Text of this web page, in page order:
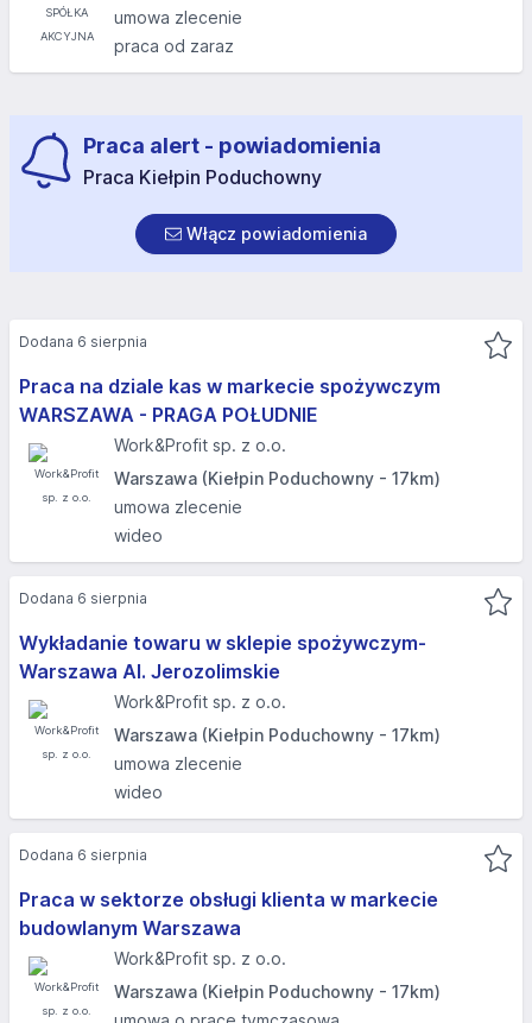
umowa zlecenie
praca od zaraz
Praca alert - powiadomienia
Praca Kiełpin Poduchowny
Włącz powiadomienia
Praca na dziale kas w markecie spożywczym
WARSZAWA - PRAGA POŁUDNIE
Work&Profit sp. z o.o.
Warszawa (Kiełpin Poduchowny - 17km)
umowa zlecenie
wideo
Dodana 6 sierpnia
Wykładanie towaru w sklepie spożywczym-
Warszawa Al. Jerozolimskie
Work&Profit sp. z o.o.
Warszawa (Kiełpin Poduchowny - 17km)
umowa zlecenie
wideo
Dodana 6 sierpnia
Praca w sektorze obsługi klienta w markecie
budowlanym Warszawa
Work&Profit sp. z o.o.
Warszawa (Kiełpin Poduchowny - 17km)
Dodana 6 sierpnia